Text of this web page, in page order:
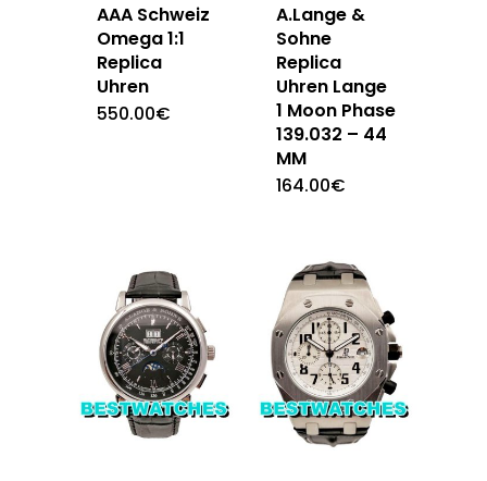
AAA Schweiz
Omega 1:1
Replica
Uhren
550.00€
A.Lange &
Sohne
Replica
Uhren Lange
1 Moon Phase
139.032 – 44
MM
164.00€